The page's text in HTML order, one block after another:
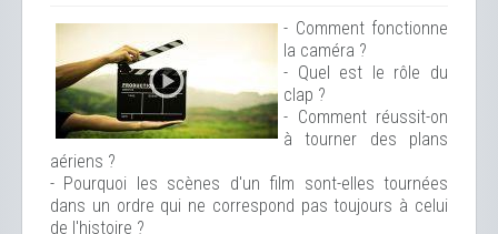
- Comment fonctionne
la caméra ?
- Quel est le rôle du
clap ?
- Comment réussit-on
à tourner des plans
aériens ?
- Pourquoi les scènes d'un film sont-elles tournées
dans un ordre qui ne correspond pas toujours à celui
de l'histoire ?